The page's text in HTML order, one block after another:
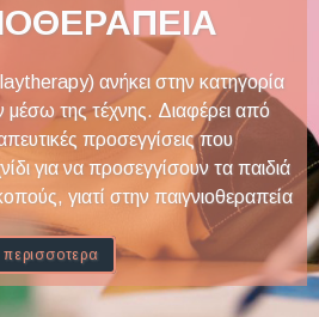
ανήκει στην κατηγορία
της τέχνης. Διαφέρει από
προσεγγίσεις που
για να προσεγγίσουν τα παιδιά
γιατί στην παιγνιοθεραπεία
περισσοτερα